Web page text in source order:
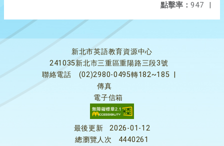
點擊率： 947 |
新北市英語教育資源中心
241035新北市三重區重陽路三段3號
聯絡電話
(02)2980-0495轉182~185
傳真
電子信箱
最後更新
2026-01-12
總瀏覽人次
4440261